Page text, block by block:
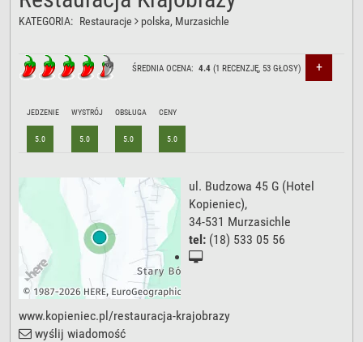
KATEGORIA: Restauracje polska, Murzasichle
ŚREDNIA OCENA:4.4 (1 RECENZJĘ, 53 GŁOSY) +
JEDZENIE
5.0
WYSTRÓJ
5.0
OBSŁUGA
5.0
CENY
5.0
ul. Budzowa 45 G (Hotel
Kopieniec),
34-531 Murzasichle
tel: (18) 533 05 56
www.kopieniec.pl/restauracja-krajobrazy
wyślij wiadomość